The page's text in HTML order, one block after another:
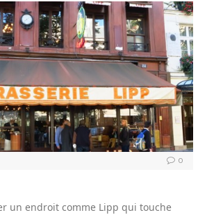
0
un endroit comme Lipp qui touche